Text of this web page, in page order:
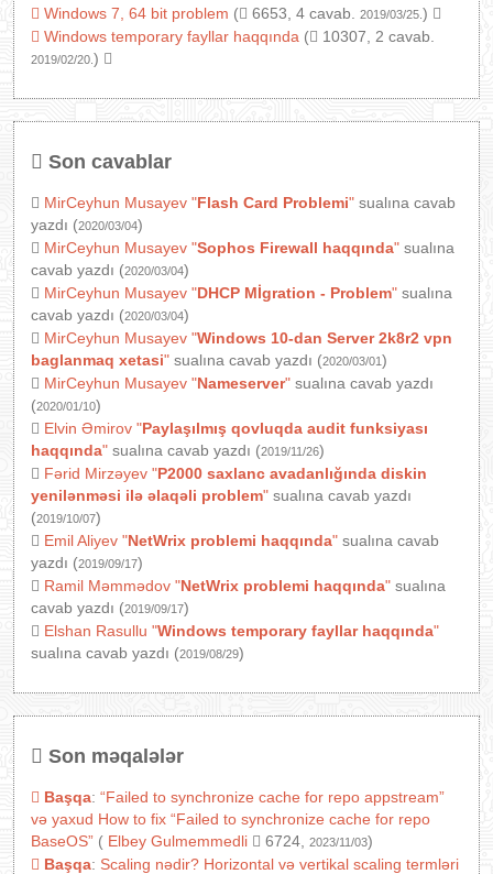
Windows 7, 64 bit problem ( 6653, 4 cavab. 2019/03/25. )
Windows temporary fayllar haqqında ( 10307, 2 cavab.
2019/02/20. )
Son cavablar
MirCeyhun Musayev "Flash Card Problemi" sualına cavab
yazdı (2020/03/04)
MirCeyhun Musayev "Sophos Firewall haqqında" sualına
cavab yazdı (2020/03/04)
MirCeyhun Musayev "DHCP Mİgration - Problem" sualına
cavab yazdı (2020/03/04)
MirCeyhun Musayev "Windows 10-dan Server 2k8r2 vpn
baglanmaq xetasi" sualına cavab yazdı (2020/03/01)
MirCeyhun Musayev "Nameserver" sualına cavab yazdı
(2020/01/10)
Elvin Əmirov "Paylaşılmış qovluqda audit funksiyası
haqqında" sualına cavab yazdı (2019/11/26)
Fərid Mirzəyev "P2000 saxlanc avadanlığında diskin
yenilənməsi ilə əlaqəli problem" sualına cavab yazdı
(2019/10/07)
Emil Aliyev "NetWrix problemi haqqında" sualına cavab
yazdı (2019/09/17)
Ramil Məmmədov "NetWrix problemi haqqında" sualına
cavab yazdı (2019/09/17)
Elshan Rasullu "Windows temporary fayllar haqqında"
sualına cavab yazdı (2019/08/29)
Son məqalələr
Başqa: “Failed to synchronize cache for repo appstream”
və yaxud How to fix “Failed to synchronize cache for repo
BaseOS” ( Elbey Gulmemmedli 6724, 2023/11/03)
Başqa: Scaling nədir? Horizontal və vertikal scaling termləri